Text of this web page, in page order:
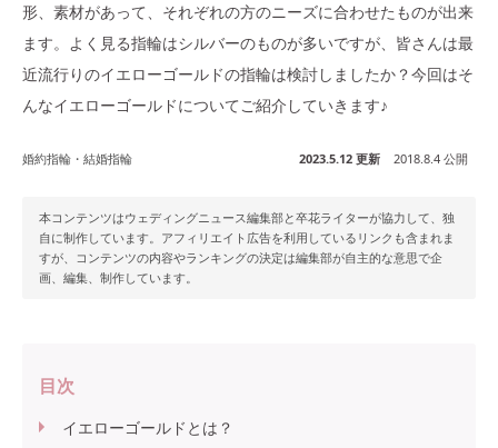
形、素材があって、それぞれの方のニーズに合わせたものが出来
ます。よく見る指輪はシルバーのものが多いですが、皆さんは最
近流行りのイエローゴールドの指輪は検討しましたか？今回はそ
んなイエローゴールドについてご紹介していきます♪
婚約指輪・結婚指輪 2023.5.12 更新 2018.8.4 公開
本コンテンツはウェディングニュース編集部と卒花ライターが協力して、独
自に制作しています。アフィリエイト広告を利用しているリンクも含まれま
すが、コンテンツの内容やランキングの決定は編集部が自主的な意思で企
画、編集、制作しています。
目次
イエローゴールドとは？